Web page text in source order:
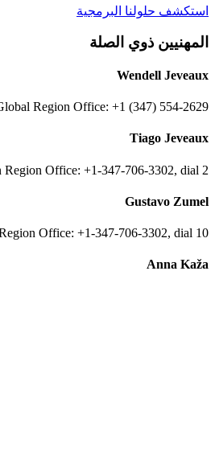
استكشف حلولنا البرمجية
المهنيين ذوي الصلة
Wendell Jeveaux
Region Office: +1 (347) 554-2629
Tiago Jeveaux
Office: +1-347-706-3302, dial 2
Gustavo Zumel
Office: +1-347-706-3302, dial 10
Anna Kaža